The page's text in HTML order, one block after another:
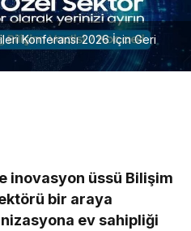
Konferansı 2026 İçin Geri
inovasyon üssü Bilişim
bir araya
ev sahipliği